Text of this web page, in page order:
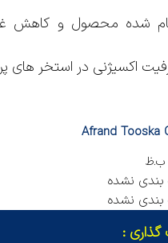
شده محصول و کاهش
اکسیژنی در استخر های
نشده
نشده
گذاری :